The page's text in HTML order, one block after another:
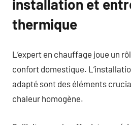
installation et
thermique
L’expert en chauffage joue un
confort domestique.
adapté sont des éléments
chaleur homogène.